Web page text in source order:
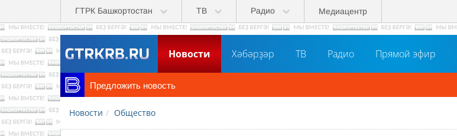
Перейти к основному содержанию
ГТРК Башкортостан ТВ Радио Медиацентр
Новости Хәбәрҙәр ТВ Радио Прямой эфир
Предложить новость
Новости Общество